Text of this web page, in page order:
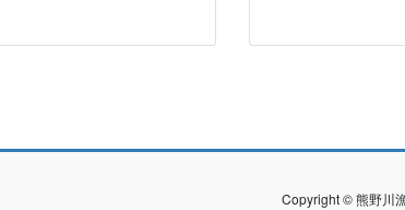
Copyright © 熊野川